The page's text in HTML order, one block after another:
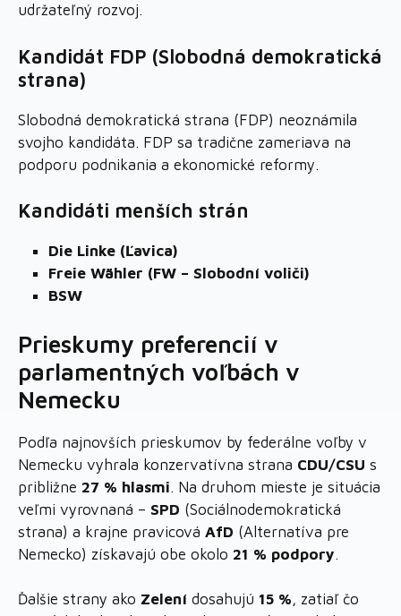
udržateľný rozvoj.
Kandidát FDP (Slobodná demokratická
strana)
Slobodná demokratická strana (FDP) neoznámila
svojho kandidáta. FDP sa tradične zameriava na
podporu podnikania a ekonomické reformy.
Kandidáti menších strán
Die Linke (Ľavica)
Freie Wähler (FW – Slobodní voliči)
BSW
Prieskumy preferencií v
parlamentných voľbách v
Nemecku
Podľa najnovších prieskumov by federálne voľby v
Nemecku vyhrala konzervatívna strana CDU/CSU s
približne 27 % hlasmi. Na druhom mieste je situácia
veľmi vyrovnaná – SPD (Sociálnodemokratická
strana) a krajne pravicová AfD (Alternatíva pre
Nemecko) získavajú obe okolo 21 % podpory.
Ďalšie strany ako Zelení dosahujú 15 %, zatiaľ čo